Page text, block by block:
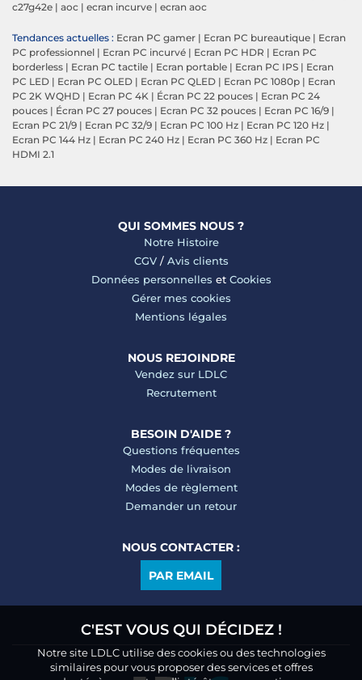
c27g42e | aoc | ecran incurve | ecran aoc
Tendances actuelles : Ecran PC gamer | Ecran PC bureautique | Ecran
PC professionnel | Ecran PC incurvé | Ecran PC HDR | Ecran PC
borderless | Ecran PC tactile | Ecran portable | Ecran PC IPS | Ecran
PC LED | Ecran PC OLED | Ecran PC QLED | Ecran PC 1080p | Ecran
PC 2K WQHD | Ecran PC 4K | Écran PC 22 pouces | Ecran PC 24
pouces | Écran PC 27 pouces | Ecran PC 32 pouces | Ecran PC 16/9 |
Ecran PC 21/9 | Ecran PC 32/9 | Ecran PC 100 Hz | Ecran PC 120 Hz |
Ecran PC 144 Hz | Ecran PC 240 Hz | Ecran PC 360 Hz | Ecran PC
HDMI 2.1
QUI SOMMES NOUS ?
Notre Histoire
CGV/ Avis clients
Données personnelles et Cookies
Gérer mes cookies
Mentions légales
NOUS REJOINDRE
Vendez sur LDLC
Recrutement
BESOIN D'AIDE ?
Questions fréquentes
Modes de livraison
Modes de règlement
Demander un retour
NOUS CONTACTER :
PAR EMAIL
C'EST VOUS QUI DÉCIDEZ !
Notre site LDLC utilise des cookies ou des technologies
similaires pour vous proposer des services et offres